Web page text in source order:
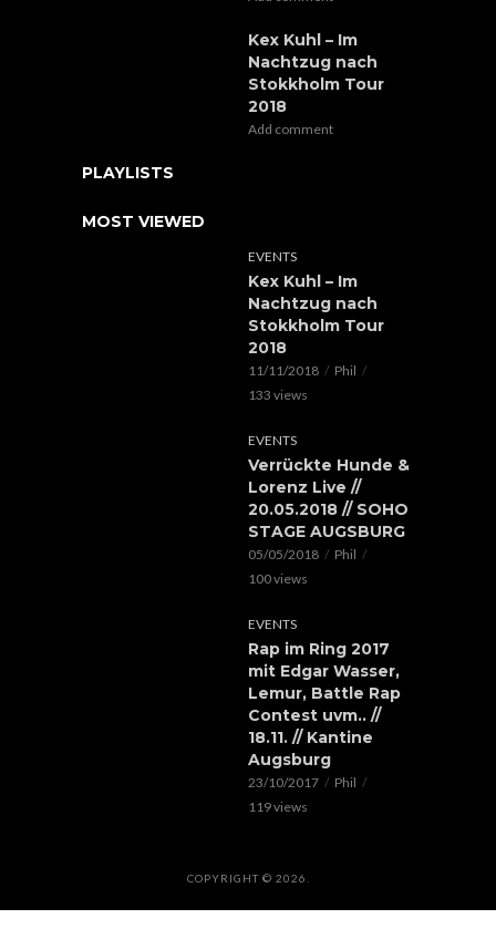
Kex Kuhl – Im
Nachtzug nach
Stokkholm Tour
2018
Add comment
PLAYLISTS
MOST VIEWED
EVENTS
Kex Kuhl – Im
Nachtzug nach
Stokkholm Tour
2018
11/11/2018
Phil
133 views
EVENTS
Verrückte Hunde &
Lorenz Live //
20.05.2018 // SOHO
STAGE AUGSBURG
05/05/2018
Phil
100 views
EVENTS
Rap im Ring 2017
mit Edgar Wasser,
Lemur, Battle Rap
Contest uvm.. //
18.11. // Kantine
Augsburg
23/10/2017
Phil
119 views
COPYRIGHT © 2026.